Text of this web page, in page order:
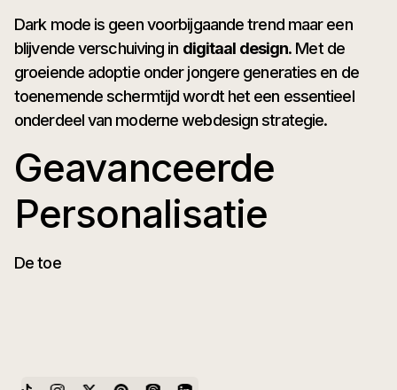
Dark mode is geen voorbijgaande trend maar een
blijvende verschuiving in digitaal design. Met de
groeiende adoptie onder jongere generaties en de
toenemende schermtijd wordt het een essentieel
onderdeel van moderne webdesign strategie.
Geavanceerde
Personalisatie
De toe